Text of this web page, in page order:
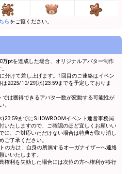
らをご覧ください。
万ptを達成した場合、オリジナルアバター制作
分けて差し上げます。1回目のご連絡はイベン
は2025/10/29(水)23:59までを予定しておりま
は獲得できるアバター数が変動する可能性が
。
までにSHOWROOMイベント運営事務局
いたしますので、ご確認のほど宜しくお願いい
に、ご対応いただけない場合は特典が取り消し
ご了承ください。
の方は、自身の所属するオーガナイザーへ連絡
いいたします。
権利を失効した場合には次位の方へ権利が移行